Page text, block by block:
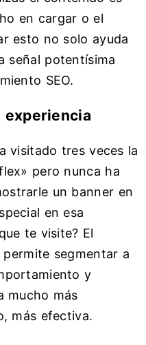
en cargar o el
esto no solo ayuda
señal potentísima
SEO.
experiencia
visitado tres veces la
pero nunca ha
un banner en
en esa
te visite? El
segmentar a
y
mucho más
más efectiva.